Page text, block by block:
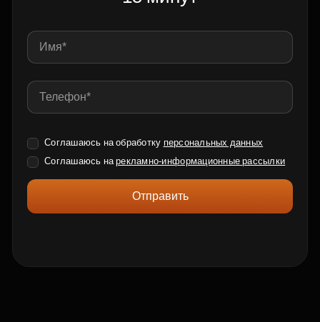
Соглашаюсь на обработку персональных данных
Соглашаюсь нарекламно-информационные рассылки
Отправить